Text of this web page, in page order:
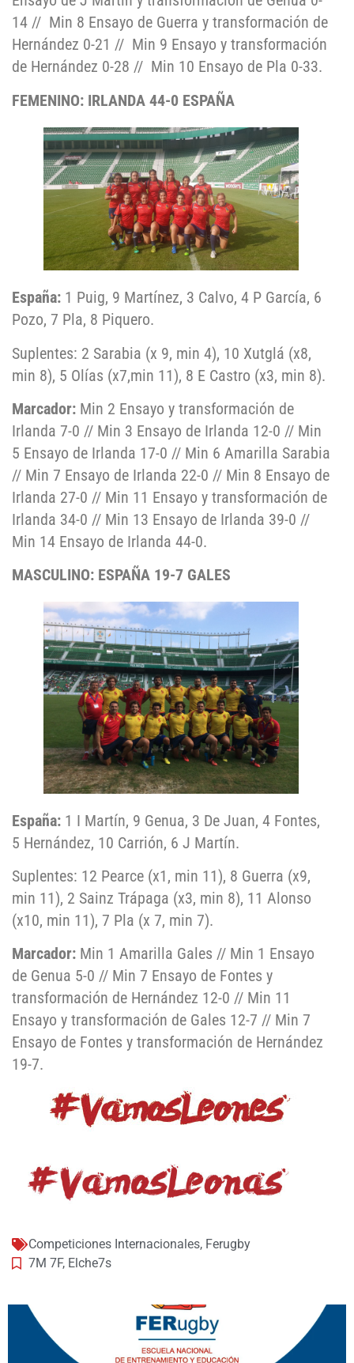
14 // Min 8 Ensayo de Guerra y transformación de
Hernández 0-21 // Min 9 Ensayo y transformación
de Hernández 0-28 // Min 10 Ensayo de Pla 0-33.
FEMENINO: IRLANDA 44-0 ESPAÑA
España: 1 Puig, 9 Martínez, 3 Calvo, 4 P García, 6
Pozo, 7 Pla, 8 Piquero.
Suplentes: 2 Sarabia (x 9, min 4), 10 Xutglá (x8,
min 8), 5 Olías (x7,min 11), 8 E Castro (x3, min 8).
Marcador: Min 2 Ensayo y transformación de
Irlanda 7-0 // Min 3 Ensayo de Irlanda 12-0 // Min
5 Ensayo de Irlanda 17-0 // Min 6 Amarilla Sarabia
// Min 7 Ensayo de Irlanda 22-0 // Min 8 Ensayo de
Irlanda 27-0 // Min 11 Ensayo y transformación de
Irlanda 34-0 // Min 13 Ensayo de Irlanda 39-0 //
Min 14 Ensayo de Irlanda 44-0.
MASCULINO: ESPAÑA 19-7 GALES
España: 1 I Martín, 9 Genua, 3 De Juan, 4 Fontes,
5 Hernández, 10 Carrión, 6 J Martín.
Suplentes: 12 Pearce (x1, min 11), 8 Guerra (x9,
min 11), 2 Sainz Trápaga (x3, min 8), 11 Alonso
(x10, min 11), 7 Pla (x 7, min 7).
Marcador: Min 1 Amarilla Gales // Min 1 Ensayo
de Genua 5-0 // Min 7 Ensayo de Fontes y
transformación de Hernández 12-0 // Min 11
Ensayo y transformación de Gales 12-7 // Min 7
Ensayo de Fontes y transformación de Hernández
19-7.
Competiciones Internacionales, Ferugby
7M 7F, Elche7s